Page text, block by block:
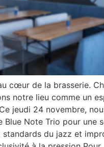
cœur de la brasserie.
notre lieu comme un
jeudi 24 novembre,
Blue Note Trio pour une
standards du jazz et